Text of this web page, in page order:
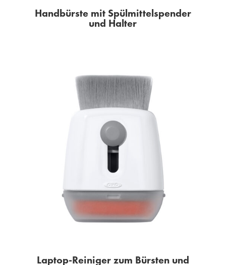
Handbürste mit Spülmittelspender
und Halter
Laptop-Reiniger zum Bürsten und